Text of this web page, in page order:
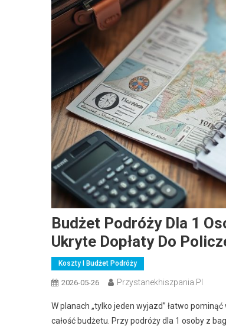
Budżet Podróży Dla 1
Ukryte Dopłaty Do
Koszty I Budżet Podróży
2026-05-26 Przystanekhiszpania.pl
W planach „tylko jeden wyjazd” łatwo
całość budżetu. Przy podróży dla 1 osoby z